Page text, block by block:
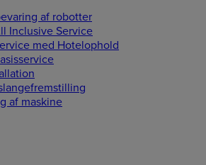
af robotter
Inclusive Service
med Hotelophold
af maskine